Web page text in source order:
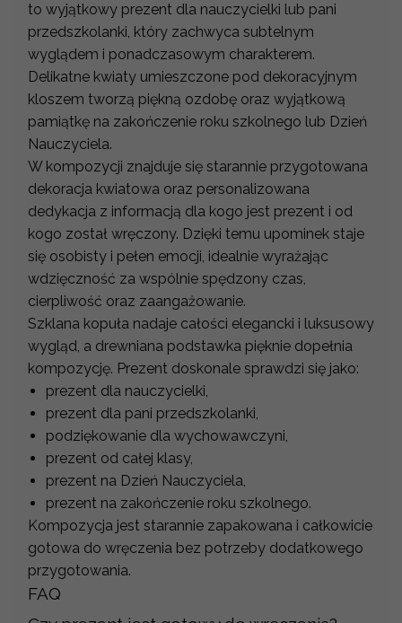
to wyjątkowy prezent dla nauczycielki lub pani
przedszkolanki, który zachwyca subtelnym
wyglądem i ponadczasowym charakterem.
Delikatne kwiaty umieszczone pod dekoracyjnym
kloszem tworzą piękną ozdobę oraz wyjątkową
pamiątkę na zakończenie roku szkolnego lub Dzień
Nauczyciela.
W kompozycji znajduje się starannie przygotowana
dekoracja kwiatowa oraz personalizowana
dedykacja z informacją dla kogo jest prezent i od
kogo został wręczony. Dzięki temu upominek staje
się osobisty i pełen emocji, idealnie wyrażając
wdzięczność za wspólnie spędzony czas,
cierpliwość oraz zaangażowanie.
Szklana kopuła nadaje całości elegancki i luksusowy
wygląd, a drewniana podstawka pięknie dopełnia
kompozycję. Prezent doskonale sprawdzi się jako:
prezent dla nauczycielki,
prezent dla pani przedszkolanki,
podziękowanie dla wychowawczyni,
prezent od całej klasy,
prezent na Dzień Nauczyciela,
prezent na zakończenie roku szkolnego.
Kompozycja jest starannie zapakowana i całkowicie
gotowa do wręczenia bez potrzeby dodatkowego
przygotowania.
FAQ